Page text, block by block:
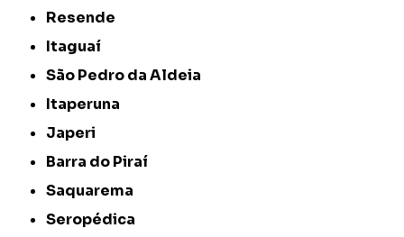
Resende
Itaguaí
São Pedro da Aldeia
Itaperuna
Japeri
Barra do Piraí
Saquarema
Seropédica